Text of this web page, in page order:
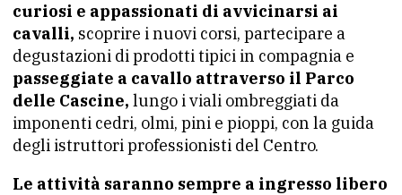
curiosi e appassionati di avvicinarsi ai
cavalli, scoprire i nuovi corsi, partecipare a
degustazioni di prodotti tipici in compagnia e
passeggiate a cavallo attraverso il Parco
delle Cascine, lungo i viali ombreggiati da
imponenti cedri, olmi, pini e pioppi, con la guida
degli istruttori professionisti del Centro.
Le attività saranno sempre a ingresso libero